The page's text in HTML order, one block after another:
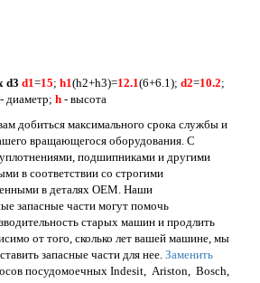
d3 d1=15; h1(h2+h3)=12.1(6+6.1); d2=10.2;
- диаметр; h - высота
добиться максимального срока службы и
вращающегося оборудования. С
подшипниками и другими
в соответствии со строгими
в деталях OEM. Наши
запасные части могут помочь
старых машин и продлить
от того, сколько лет вашей машине, мы
запасные части для нее. Заменить
посудомоечных Indesit, Ariston, Bosch,